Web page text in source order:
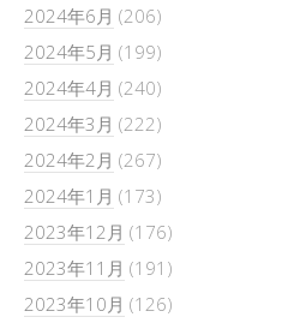
2024年6月 (206)
2024年5月 (199)
2024年4月 (240)
2024年3月 (222)
2024年2月 (267)
2024年1月 (173)
2023年12月 (176)
2023年11月 (191)
2023年10月 (126)